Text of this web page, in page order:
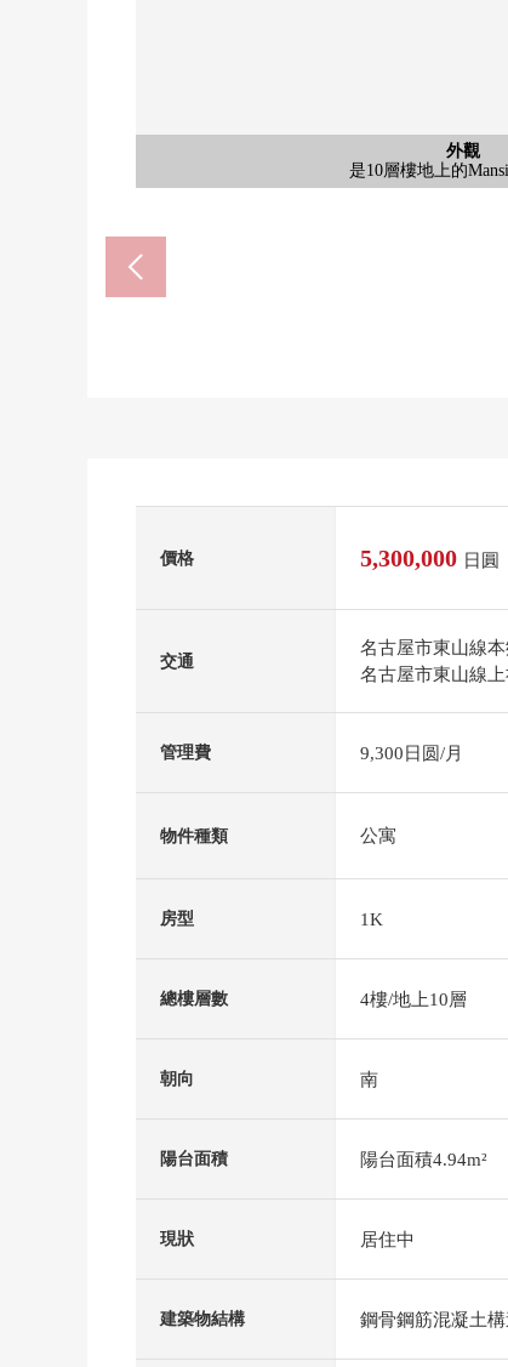
外觀
是10層樓地上的
入口
入口有屋頂，并且雨的日也是容易進出的
入口
入口
入口
是有被在入口設置的防盜門的內部對講機。是
備。
共有部分
是有屋頂的腳踏車停放處空間。幾個自行車用台
日。
共有部分
被在入口旁邊設置的邸宅名牌和種植
停車場
停車場
入口
入口
共有部分
是集合郵筒被設置的共用空間。每隔各住戸有
停車場
停車場
其他
建築物前面的道路有寬度，人行道也被確保。自
利性的位置
外觀
入口用鋼筋混凝土結構的外觀
外觀
是10層樓地上的Mansion外觀。自動
外觀
入口是自動販賣機被在旁邊設置的
外觀
外觀
入口
入口
外觀
外觀
外觀
是鋼筋混凝土結構的Mansion外觀
野豬金額小學(約
野豬高中學校(約
價格 5,300,000 日圓
交通
名古屋市東山線
名古屋市東山線
管理費 9,300日圆/月
物件種類 公寓
房型 1K
總樓層數 4樓/地上10層
朝向 南
陽台面積 陽台面積4.94m²
現狀 居住中
建築物結構 鋼骨鋼筋混凝土構